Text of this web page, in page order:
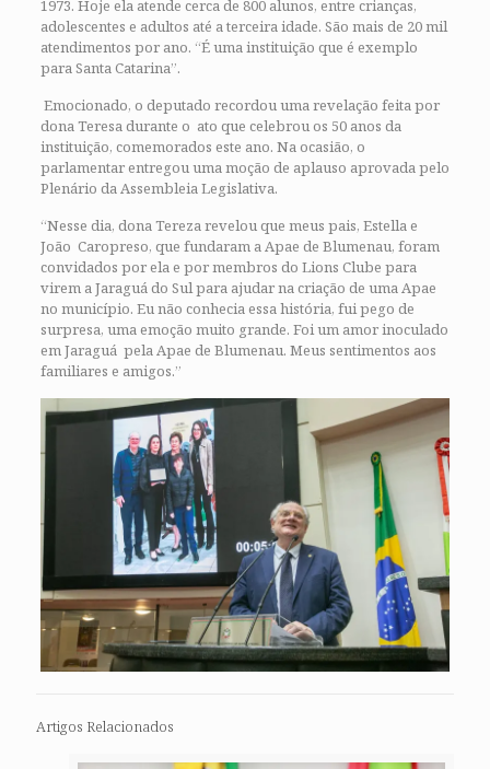
1973. Hoje ela atende cerca de 800 alunos, entre crianças,
adolescentes e adultos até a terceira idade. São mais de 20 mil
atendimentos por ano. “É uma instituição que é exemplo
para Santa Catarina”.
Emocionado, o deputado recordou uma revelação feita por
dona Teresa durante o ato que celebrou os 50 anos da
instituição, comemorados este ano. Na ocasião, o
parlamentar entregou uma moção de aplauso aprovada pelo
Plenário da Assembleia Legislativa.
“Nesse dia, dona Tereza revelou que meus pais, Estella e
João Caropreso, que fundaram a Apae de Blumenau, foram
convidados por ela e por membros do Lions Clube para
virem a Jaraguá do Sul para ajudar na criação de uma Apae
no município. Eu não conhecia essa história, fui pego de
surpresa, uma emoção muito grande. Foi um amor inoculado
em Jaraguá pela Apae de Blumenau. Meus sentimentos aos
familiares e amigos.”
Artigos Relacionados